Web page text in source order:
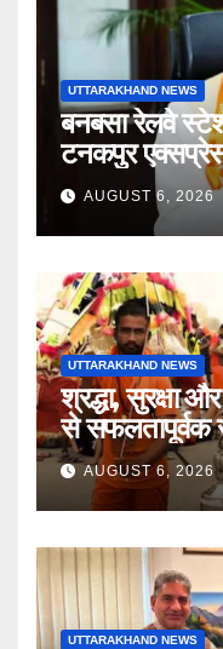
UTTARAKHAND NEWS
बनबसा रेलवे
टनकपुर
AUGUST 6, 2026
UTTARAKHAND NEWS
श्रद्धा, सुरक्षा
से सफलतापूर्वक
यात्रा
AUGUST 6, 2026
UTTARAKHAND NEWS